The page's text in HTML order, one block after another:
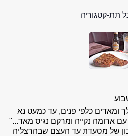
תת-קטגוריה
ומאדים כלפי פנים, עד כמעט נא
ארומה נקייה ומרקם נגיס מאד..."
של מסעדת עד העצם שבהרצליה